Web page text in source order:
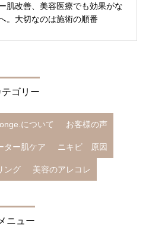
肌改善、美容医療でも効果がな
。大切なのは施術の順番
テゴリー
について お客様の声
ター肌ケア ニキビ 原因
ング 美容のアレコレ
ニュー